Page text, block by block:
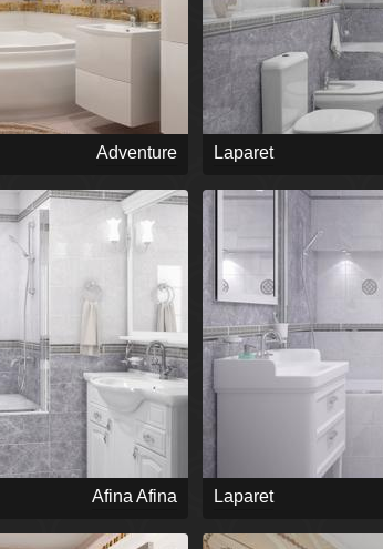
Adventure Laparet
Afina Afina Laparet